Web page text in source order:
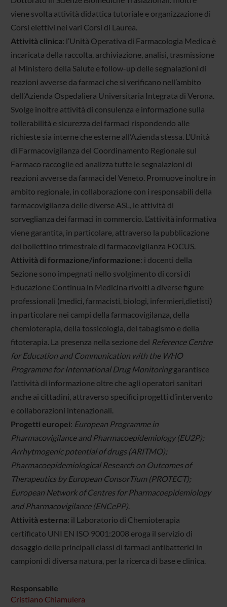
viene svolta attività didattica tutoriale e organizzazione di
Corsi elettivi nei vari Corsi di Laurea.
Attività clinica: l’Unità Operativa di Farmacologia Medica è
incaricata della raccolta, archiviazione, analisi, trasmissione
al Ministero della Salute e follow-up delle segnalazioni di
reazioni avverse da farmaci che si verificano nell’ambito
dell’Azienda Ospedaliera Universitaria Integrata di Verona.
Svolge inoltre attività di consulenza e informazione sulla
tollerabilità e sicurezza dei farmaci rispondendo alle
richieste sia interne che esterne all’Azienda stessa. L’Unità
di Farmacovigilanza del Coordinamento Regionale sul
Farmaco raccoglie ed analizza tutte le segnalazioni di
reazioni avverse da farmaci del Veneto. Promuove inoltre in
ambito regionale, in collaborazione con i responsabili della
farmacovigilanza delle diverse ASL, le attività di
sorveglianza dei farmaci in commercio. L’attività informativa
viene garantita, in particolare, attraverso la pubblicazione
del bollettino trimestrale di farmacovigilanza FOCUS.
Attività di formazione/informazione: i docenti della
Sezione sono impegnati nello svolgimento di corsi di
Educazione Continua in Medicina rivolti a diverse figure
professionali (medici, farmacisti, biologi, infermieri,dietisti)
in particolare nei campi della farmacovigilanza, della
chemioterapia, della tossicologia, del tabagismo e della
fitoterapia. La presenza nella sezione del Reference Centre
for Education and Communication with the WHO
Programme for International Drug Monitoringgarantisce
l’attività di informazione oltre che agli operatori sanitari
anche ai cittadini, attraverso specifici progetti d’intervento
e collaborazioni intenazionali.
Progetti europei: European Programme in
Pharmacovigilance and Pharmacoepidemiology (EU2P);
Arrhytmogenic potential of drugs (ARITMO);
Pharmacoepidemiological Research on Outcomes of
Therapeutics by European ConsorTium (PROTECT);
European Network of Centres for Pharmacoepidemiology
and Pharmacovigilance (ENCePP).
Attività esterna: il Laboratorio di Chemioterapia
certificato UNI EN ISO 9001:2008 eroga il servizio di
dosaggio delle principali classi di farmaci antibatterici in
campioni di diversa natura, per la ricerca di base e clinica.
Responsabile
Cristiano Chiamulera